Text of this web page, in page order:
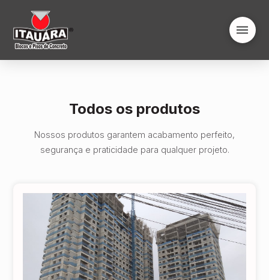
Todos os produtos
Nossos produtos garantem acabamento perfeito,
segurança e praticidade para qualquer projeto.